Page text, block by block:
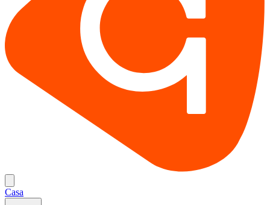
Casa